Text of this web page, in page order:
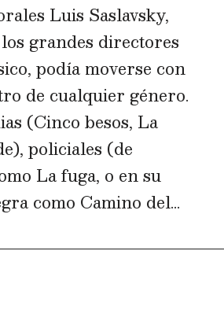
Luis Saslavsky,
grandes directores
podía moverse con
de cualquier género.
(Cinco besos, La
policiales (de
La fuga, o en su
como Camino del...